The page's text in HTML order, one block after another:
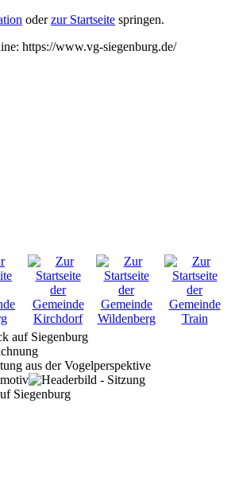
oderzur Startseite springen.
https://www.vg-siegenburg.de/